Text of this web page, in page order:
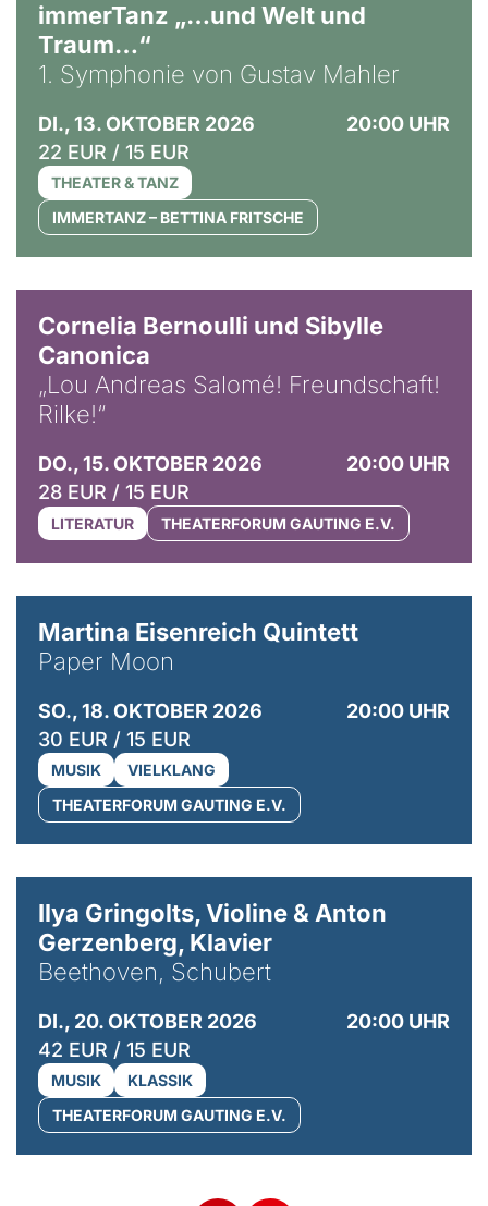
immerTanz „…und Welt und
Traum…“
1. Symphonie von Gustav Mahler
DI., 13. OKTOBER 2026
20:00 UHR
22 EUR / 15 EUR
THEATER & TANZ
IMMERTANZ – BETTINA FRITSCHE
Cornelia Bernoulli und Sibylle
Canonica
„Lou Andreas Salomé! Freundschaft!
Rilke!“
DO., 15. OKTOBER 2026
20:00 UHR
28 EUR / 15 EUR
LITERATUR THEATERFORUM GAUTING E.V.
Martina Eisenreich Quintett
Paper Moon
SO., 18. OKTOBER 2026
20:00 UHR
30 EUR / 15 EUR
MUSIK
VIELKLANG
THEATERFORUM GAUTING E.V.
Ilya Gringolts, Violine & Anton
Gerzenberg, Klavier
Beethoven, Schubert
DI., 20. OKTOBER 2026
20:00 UHR
42 EUR / 15 EUR
MUSIK
KLASSIK
THEATERFORUM GAUTING E.V.